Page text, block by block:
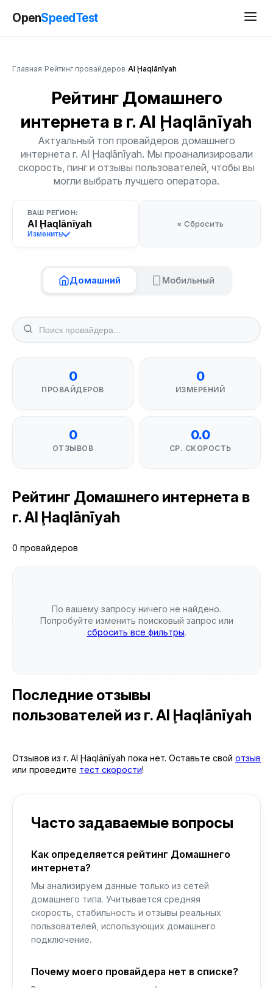
OpenSpeedTest
Главная Рейтинг провайдеров Al Ḩaqlānīyah
Рейтинг Домашнего
интернета в г. Al Ḩaqlānīyah
Актуальный топ провайдеров домашнего
интернета г. Al Ḩaqlānīyah. Мы проанализировали
скорость, пинг и отзывы пользователей, чтобы вы
могли выбрать лучшего оператора.
ВАШ РЕГИОН:
Al Ḩaqlānīyah
Изменить
× Сбросить
Домашний Мобильный
0
ПРОВАЙДЕРОВ
0
ИЗМЕРЕНИЙ
0
ОТЗЫВОВ
0.0
СР. СКОРОСТЬ
Рейтинг Домашнего интернета в
г. Al Ḩaqlānīyah
0 провайдеров
По вашему запросу ничего не найдено.
Попробуйте изменить поисковый запрос или
сбросить все фильтры.
Последние отзывы
пользователей из г. Al Ḩaqlānīyah
Отзывов из г. Al Ḩaqlānīyah пока нет. Оставьте свой отзыв
или проведите тест скорости!
Часто задаваемые вопросы
Как определяется рейтинг Домашнего
интернета?
Мы анализируем данные только из сетей
домашнего типа. Учитывается средняя
скорость, стабильность и отзывы реальных
пользователей, использующих домашнего
подключение.
Почему моего провайдера нет в списке?